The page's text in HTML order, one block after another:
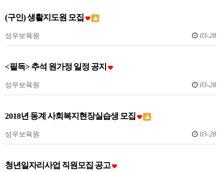
(구인) 생활지도원 모집
성우보육원 03-28
<필독> 추석 원가정 일정 공지
성우보육원 03-28
2018년 동계 사회복지현장실습생 모집
성우보육원 03-28
청년일자리사업 직원모집 공고